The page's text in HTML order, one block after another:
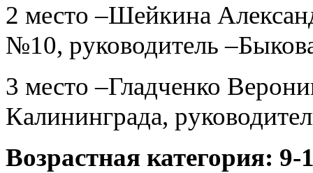
2 место –Шейкина
№10, руководитель
3 место –Гладченко
Калининграда,
Возрастная категория: 9-